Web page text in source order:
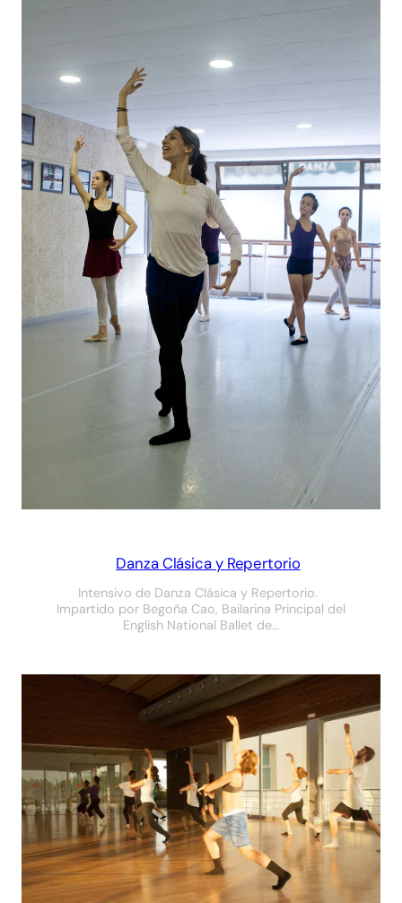
Danza Clásica y Repertorio
Intensivo de Danza Clásica y Repertorio.
Impartido por Begoña Cao, Bailarina Principal del
English National Ballet de…